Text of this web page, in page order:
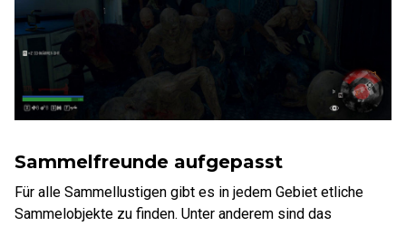
Sammelfreunde aufgepasst
Für alle Sammellustigen gibt es in jedem Gebiet etliche
Sammelobjekte zu finden. Unter anderem sind das